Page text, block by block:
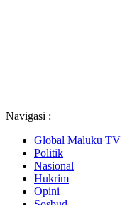
Navigasi :
Global Maluku TV
Politik
Nasional
Hukrim
Opini